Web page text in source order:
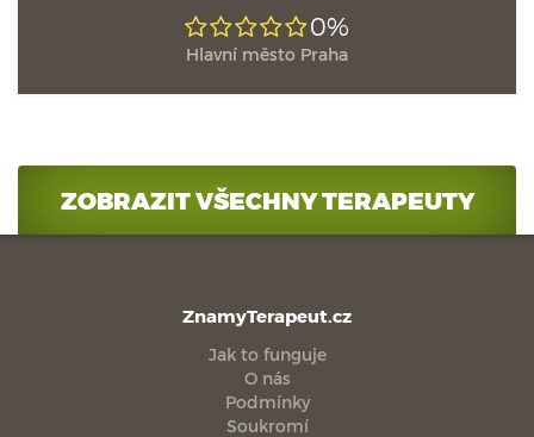
0%
Hlavní město Praha
ZOBRAZIT VŠECHNY TERAPEUTY
ZnamyTerapeut.cz
Jak to funguje
O nás
Podmínky
Soukromí